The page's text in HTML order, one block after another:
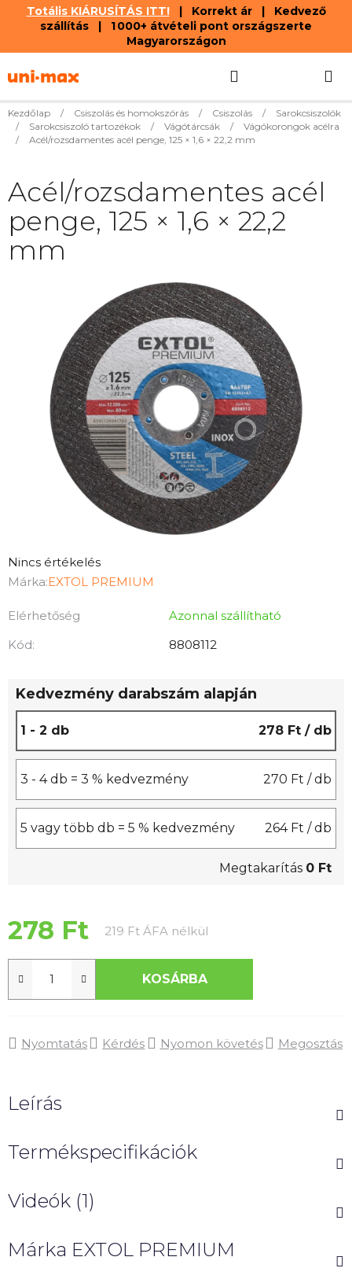
Totális KIÁRUSÍTÁS ITT!| Korrekt ár | Kedvező
szállítás | 1 000+ átvételi pont országszerte
Magyarországon
tartalomhoz
KOSÁR
Kezdőlap / Csiszolás és homokszórás / Csiszolás /
Sarokcsiszolók
/
Sarokcsiszoló tartozékok / Vágótárcsák /
Vágókorongok acélra
/
Acél/rozsdamentes acél penge, 125 × 1,6 × 22,2 mm
A
termék
értékelése
5-
csillag.
Nincs értékelés
Márka:EXTOL PREMIUM
Elérhetőség
Azonnal szállítható
Kód:
8808112
Kedvezmény darabszám alapján
1 - 2 db 278 Ft / db
3 - 4 db = 3 % kedvezmény 270 Ft / db
5 vagy több db = 5 % kedvezmény 264 Ft / db
Megtakarítás 0 Ft
278 Ft 219 Ft ÁFA nélkül
KOSÁRBA
Nyomtatás Kérdés Nyomon követés Megosztás
Acél/rozsdamentes acél
penge, 125 × 1,6 × 22,2
mm
Leírás
Termékspecifikációk
Videók (1)
Márka EXTOL PREMIUM